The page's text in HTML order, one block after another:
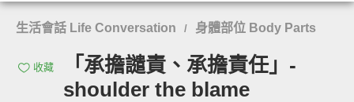
生活會話 Life Conversation / 身體部位 Body Parts
收藏
「承擔譴責、承擔責任」-
shoulder the blame